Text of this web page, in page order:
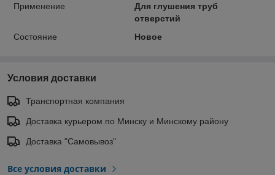
Применение
Для глушения труб
отверстий
Состояние
Новое
Условия доставки
Транспортная компания
Доставка курьером по Минску и Минскому району
Доставка "Самовывоз"
Все условия доставки